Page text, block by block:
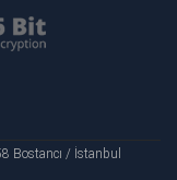
Bostancı / İstanbul